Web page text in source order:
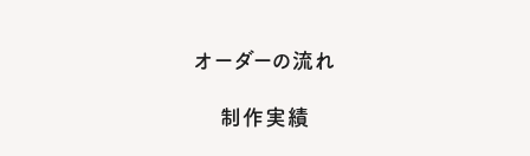
オーダーの流れ
制作実績